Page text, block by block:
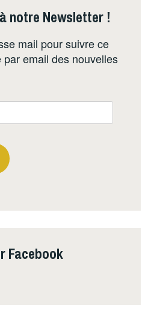
notre Newsletter !
mail pour suivre ce
email des nouvelles
Facebook